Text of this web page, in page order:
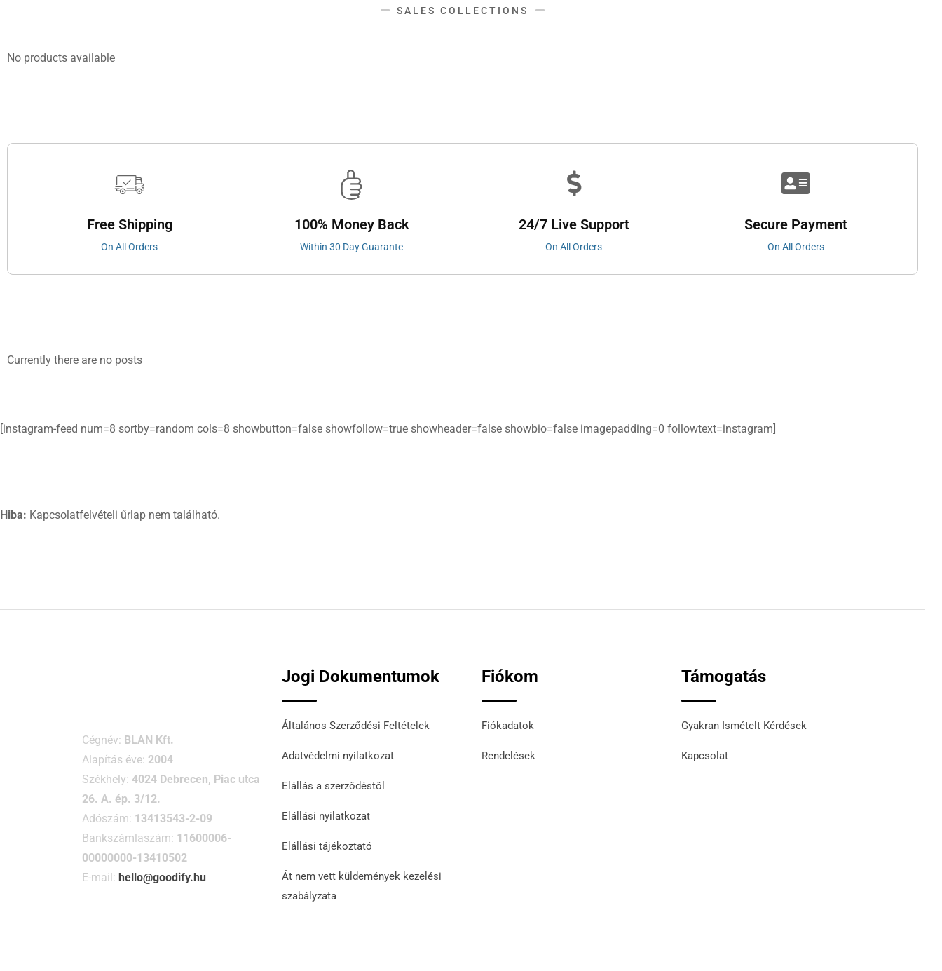
SALES COLLECTIONS
No products available
Free Shipping
On All Orders
100% Money Back
Within 30 Day Guarante
24/7 Live Support
On All Orders
Secure Payment
On All Orders
Currently there are no posts
[instagram-feed num=8 sortby=random cols=8 showbutton=false showfollow=true showheader=false showbio=false imagepadding=0 followtext=instagram]
Hiba: Kapcsolatfelvételi űrlap nem található.
Cégnév: BLAN Kft.
Alapítás éve: 2004
Székhely: 4024 Debrecen, Piac utca
26. A. ép. 3/12.
Adószám: 13413543-2-09
Bankszámlaszám: 11600006-
00000000-13410502
E-mail: hello@goodify.hu
Jogi Dokumentumok
Általános Szerződési Feltételek
Adatvédelmi nyilatkozat
Elállás a szerződéstől
Elállási nyilatkozat
Elállási tájékoztató
Át nem vett küldemények kezelési
szabályzata
Fiókom
Fiókadatok
Rendelések
Támogatás
Gyakran Ismételt Kérdések
Kapcsolat